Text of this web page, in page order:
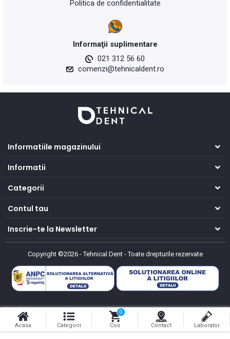
Politica de confidentialitate
Informaţii suplimentare
021 312 56 60
comenzi@tehnicaldent.ro
Informatiile magazinului
Informatii
Categorii
Contul tau
Inscrie-te la Newsletter
Copyright ©2026 - Tehnical Dent - Toate drepturile rezervate
Acasa Categorii
0
Cos
Contact Laborator